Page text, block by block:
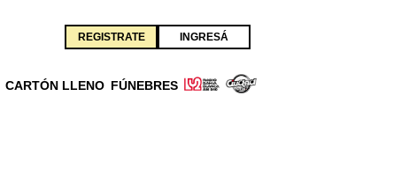
REGISTRATE INGRESÁ
CARTÓN LLENO FÚNEBRES